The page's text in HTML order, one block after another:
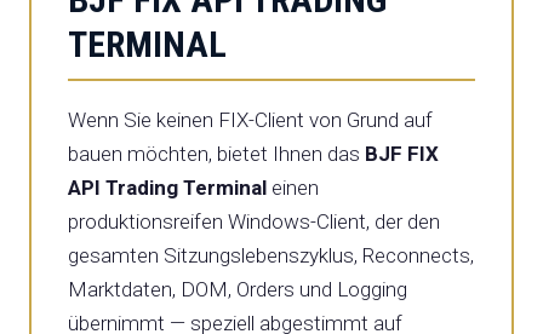
TERMINAL
Wenn Sie keinen FIX-Client von Grund auf
bauen möchten, bietet Ihnen das BJF FIX
API Trading Terminal einen
produktionsreifen Windows-Client, der den
gesamten Sitzungslebenszyklus, Reconnects,
Marktdaten, DOM, Orders und Logging
übernimmt — speziell abgestimmt auf